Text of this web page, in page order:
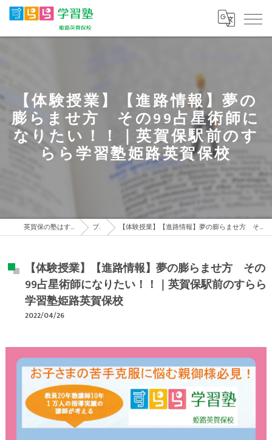
【体験授業】【進路情報】夢の
膨らませ方 その99占星術師に
なりたい！！｜英賀保駅前のす
らら学習塾姫路英賀保校
英賀保の塾はすらら学習塾 姫路英賀保校 ブログ 【体験授業】【進路情報】夢の膨らませ方 その99占星術師になりたい！！｜英賀保駅前のすらら学習塾姫路英賀保校
【体験授業】【進路情報】夢の膨らませ方 その
99占星術師になりたい！！｜英賀保駅前のすらら
学習塾姫路英賀保校
2022/04/26